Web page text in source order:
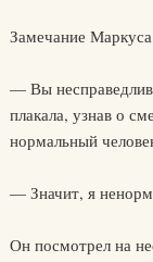
Замечание
— Вы
плакала, узнав о
нормальный
— Значит, я
Он посмотрел на